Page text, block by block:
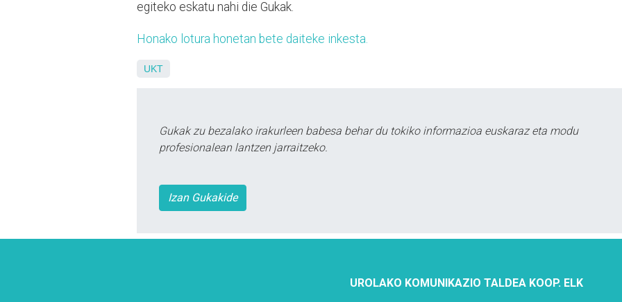
egiteko eskatu nahi die Gukak.
Honako lotura honetan bete daiteke inkesta.
UKT
Gukak zu bezalako irakurleen babesa behar du tokiko informazioa euskaraz eta modu
profesionalean lantzen jarraitzeko.
Izan Gukakide
UROLAKO KOMUNIKAZIO TALDEA KOOP. ELK